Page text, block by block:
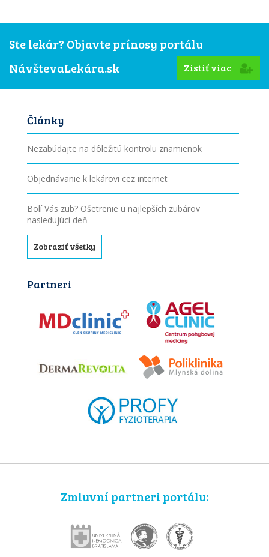
Ste lekár? Objavte prínosy portálu
NávštevaLekára.sk
Zistiť viac
Články
Nezabúdajte na dôležitú kontrolu znamienok
Objednávanie k lekárovi cez internet
Bolí Vás zub? Ošetrenie u najlepších zubárov
nasledujúci deň
Zobraziť všetky
Partneri
Zmluvní partneri portálu: